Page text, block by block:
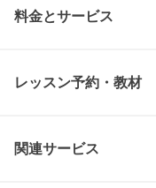
料金とサービス
レッスン予約・教材
関連サービス